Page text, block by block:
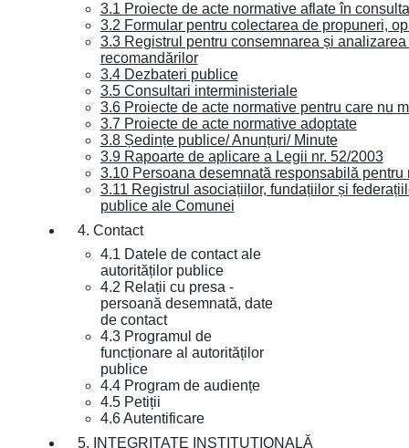
3.1 Proiecte de acte normative aflate în
3.2 Formular pentru colectarea de propuneri,
3.3 Registrul pentru consemnarea și
recomandărilor
3.4 Dezbateri publice
3.5 Consultari interministeriale
3.6 Proiecte de acte normative pentru care nu
3.7 Proiecte de acte normative adoptate
3.8 Ședințe publice/ Anunțuri/ Minute
3.9 Rapoarte de aplicare a Legii nr. 52/2003
3.10 Persoana desemnată responsabilă
3.11 Registrul asociațiilor, fundațiilor și
publice ale Comunei
4. Contact
4.1 Datele de contact ale
autorităților publice
4.2 Relații cu presa -
persoană desemnată, date
de contact
4.3 Programul de
funcționare al autorităților
publice
4.4 Program de audiențe
4.5 Petiții
4.6 Autentificare
5. INTEGRITATE INSTITUȚIONALĂ